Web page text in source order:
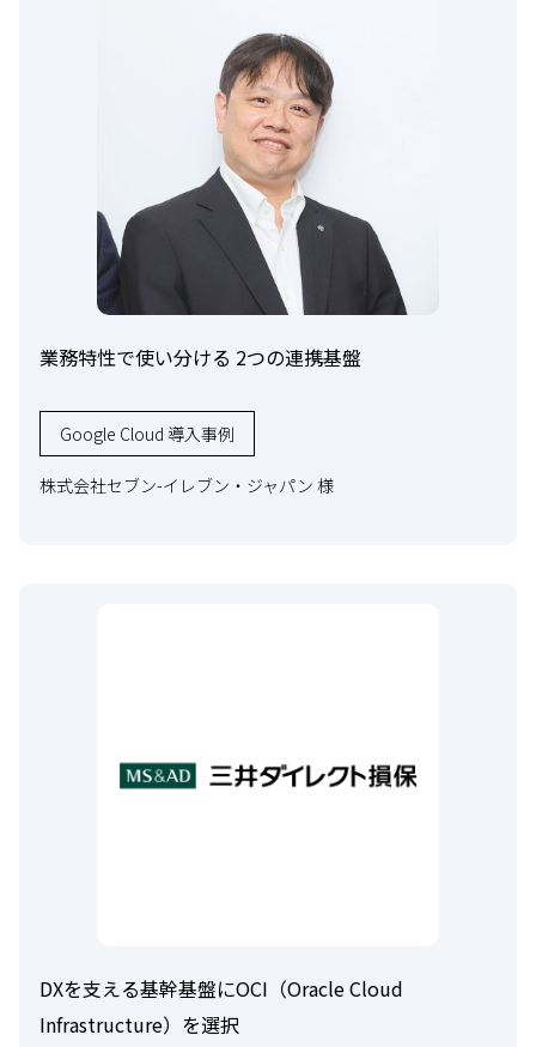
業務特性で使い分ける 2つの連携基盤
Google Cloud 導入事例
株式会社セブン-イレブン・ジャパン 様
DXを支える基幹基盤にOCI（Oracle Cloud
Infrastructure）を選択